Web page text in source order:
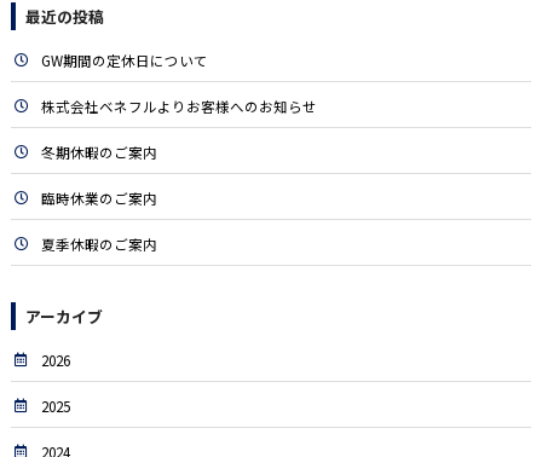
最近の投稿
GW期間の定休日について
株式会社ベネフルよりお客様へのお知らせ
冬期休暇のご案内
臨時休業のご案内
夏季休暇のご案内
アーカイブ
2026
2025
2024